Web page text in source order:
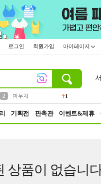
로그인 회원가입 마이페이지
2
파우치
1
기획전 판촉관 이벤트&제휴
상품이 없습니